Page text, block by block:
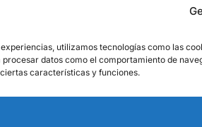
utilizamos tecnologías como las
datos como el comportamiento de
características y funciones.